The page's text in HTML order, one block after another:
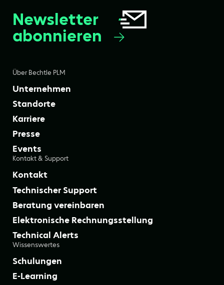
Über Bechtle PLM
Unternehmen
Standorte
Karriere
Presse
Events
Kontakt & Support
Kontakt
Technischer Support
Beratung vereinbaren
Elektronische Rechnungsstellung
Technical Alerts
Wissenswertes
Schulungen
E-Learning
Newsletter
abonnieren